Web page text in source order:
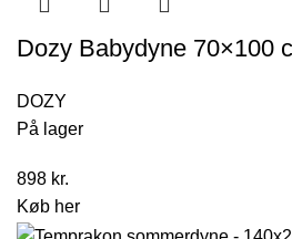
849 kr.. 549 kr..
Dozy Babydyne 70×100
DOZY
På lager
898 kr.
Køb her